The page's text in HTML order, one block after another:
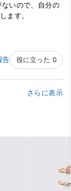
いので、自分の
ます。
告 役に立った 0
さらに表示